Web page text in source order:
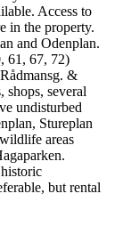
Access to
in the property.
and Odenplan.
61, 67, 72)
&
shops, several
undisturbed
Stureplan
areas
but rental